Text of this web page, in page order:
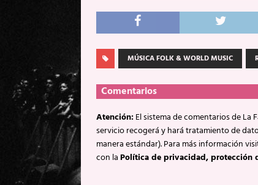
MÚSICA FOLK & WORLD MUSIC
Comentarios
Atención:El sistema de comentarios de La
servicio recogerá y hará tratamiento de
manera estándar). Para más información
con laPolítica de privacidad, protección